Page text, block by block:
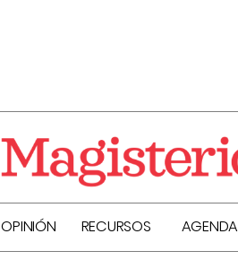
OPINIÓN RECURSOS AGENDA